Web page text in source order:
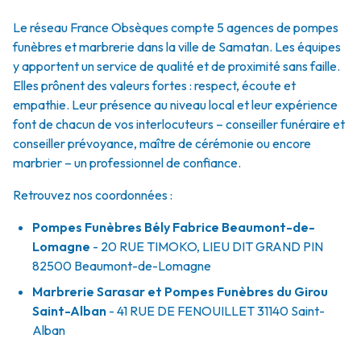
Le réseau France Obsèques compte 5 agences de pompes
funèbres et marbrerie dans la ville de Samatan. Les équipes
y apportent un service de qualité et de proximité sans faille.
Elles prônent des valeurs fortes : respect, écoute et
empathie. Leur présence au niveau local et leur expérience
font de chacun de vos interlocuteurs – conseiller funéraire et
conseiller prévoyance, maître de cérémonie ou encore
marbrier – un professionnel de confiance.
Retrouvez nos coordonnées :
Pompes Funèbres Bély Fabrice Beaumont-de-
Lomagne - 20 RUE TIMOKO, LIEU DIT GRAND PIN
82500 Beaumont-de-Lomagne
Marbrerie Sarasar et Pompes Funèbres du Girou
Saint-Alban - 41 RUE DE FENOUILLET31140 Saint-
Alban